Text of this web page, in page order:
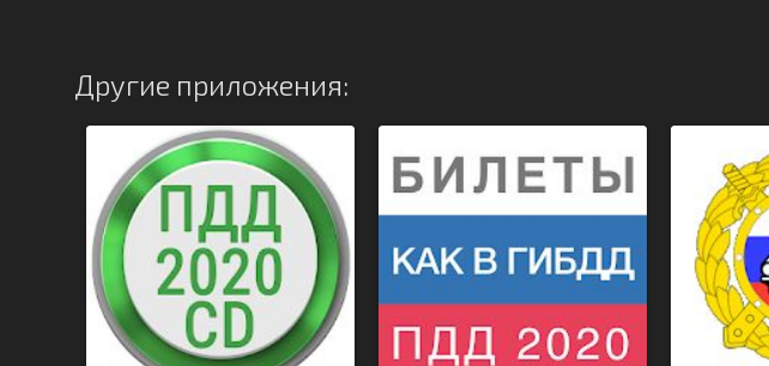
Другие приложения: